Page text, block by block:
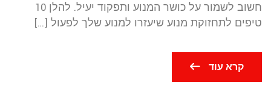
חשוב לשמור על כושר המנוע ותפקוד יעיל. להלן 10
טיפים לתחזוקת מנוע שיעזרו למנוע שלך לפעול […]
קרא עוד